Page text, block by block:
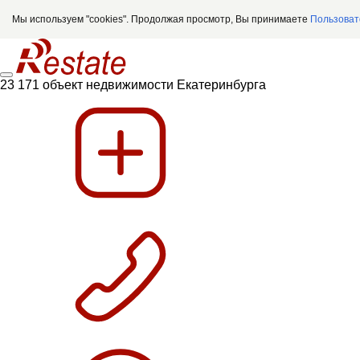
Мы используем "cookies". Продолжая просмотр, Вы принимаете
23 171 объект недвижимости Екатеринбурга